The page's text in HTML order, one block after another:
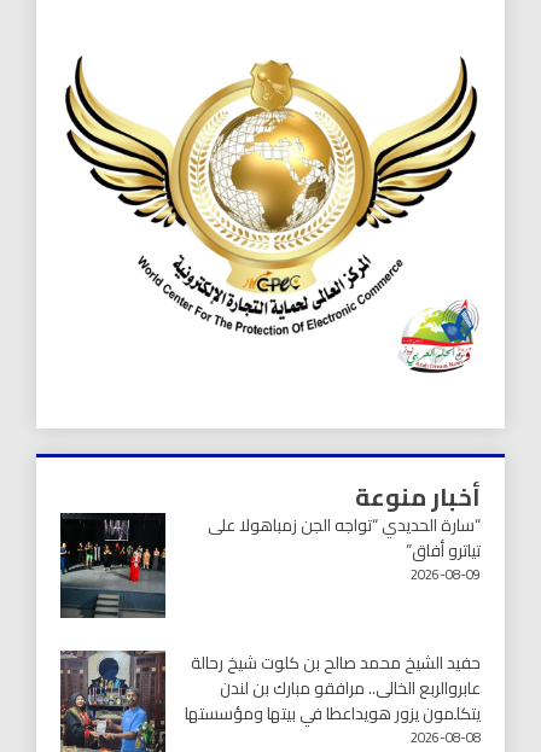
أخبار منوعة
“سارة الحديدي “تواجه الجن زمباهولا على
تياترو أفاق”
2026-08-09
حفيد الشيخ محمد صالح بن كلوت شيخ رحالة
عابروالربع الخالى.. مرافقو مبارك بن لندن
يتكلمون يزور هويداعطا في بيتها ومؤسستها
2026-08-08